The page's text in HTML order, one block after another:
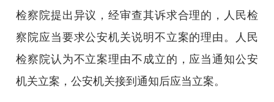
检察院提出异议，经审查其诉求合理的，人民检
察院应当要求公安机关说明不立案的理由。人民
检察院认为不立案理由不成立的，应当通知公安
机关立案，公安机关接到通知后应当立案。